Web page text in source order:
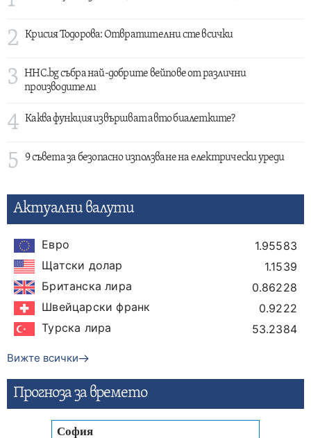
2 Крисия Тодорова: Отвратителни сте всички
3
HHC.bg събра най-добрите вейпове от различни
производители
4 Каква функция извършват авто биалетките?
5 9 съвета за безопасно използване на електрически уреди
Актуални валути
Евро
1.95583
Щатски долар
1.1539
Британска лира
0.86228
Швейцарски франк
0.9222
Турска лира
53.2384
Вижте всички
Прогнозa за времето